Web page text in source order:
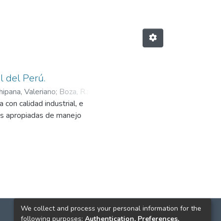
del Perú.
Valeriano; Boza, R.
Kurt
calidad industrial, e
apropiadas de manejo
We collect and process your personal information for the
following purposes: Authentication, Preferences,